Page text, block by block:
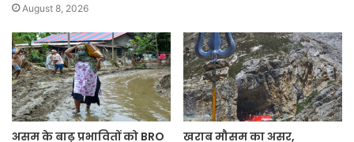
August 8, 2026
असम के बाढ़ प्रभावितों को BRO
खराब मौसम का असर,